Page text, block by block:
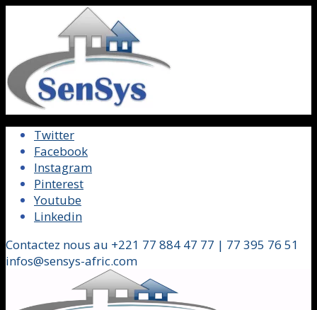
Twitter
Facebook
Instagram
Pinterest
Youtube
Linkedin
Contactez nous au +221 77 884 47 77 | 77 395 76 51
infos@sensys-afric.com